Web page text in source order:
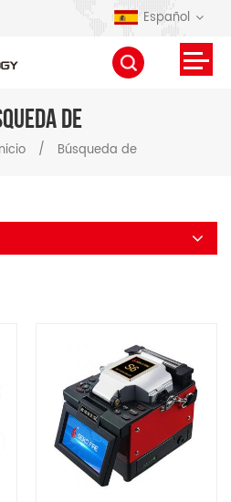
Español
DE
/ Búsqueda de